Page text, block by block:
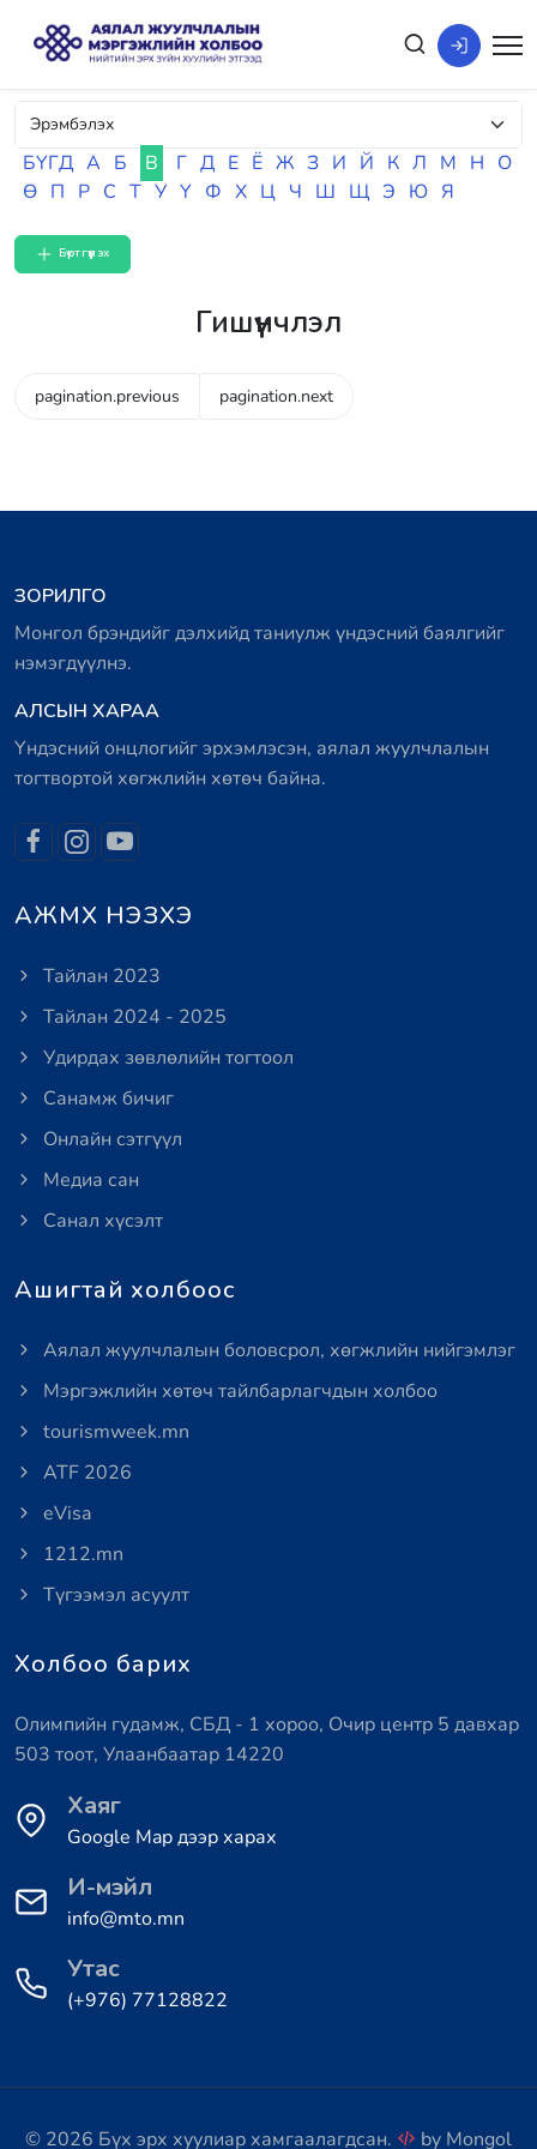
БҮГД А Б В Г Д Е Ё Ж З И Й К Л М Н О
Ө П Р С Т У Ү Ф Х Ц Ч Ш Щ Э Ю Я
Бүртгүүлэх
Гишүүнчлэл
pagination.previous pagination.next
ЗОРИЛГО
Монгол брэндийг дэлхийд таниулж үндэсний баялгийг
нэмэгдүүлнэ.
АЛСЫН ХАРАА
Үндэсний онцлогийг эрхэмлэсэн, аялал жуулчлалын
тогтвортой хөгжлийн хөтөч байна.
АЖМХ НЭЗХЭ
Тайлан 2023
Тайлан 2024 - 2025
Удирдах зөвлөлийн тогтоол
Санамж бичиг
Онлайн сэтгүүл
Медиа сан
Санал хүсэлт
Ашигтай холбоос
Аялал жуулчлалын боловсрол, хөгжлийн нийгэмлэг
Мэргэжлийн хөтөч тайлбарлагчдын холбоо
tourismweek.mn
ATF 2026
eVisa
1212.mn
Түгээмэл асуулт
Холбоо барих
Олимпийн гудамж, СБД - 1 хороо, Очир центр 5 давхар
503 тоот, Улаанбаатар 14220
Хаяг
Google Map дээр харах
И-мэйл
info@mto.mn
Утас
(+976) 77128822
© 2026 Бүх эрх хуулиар хамгаалагдсан. by Mongol